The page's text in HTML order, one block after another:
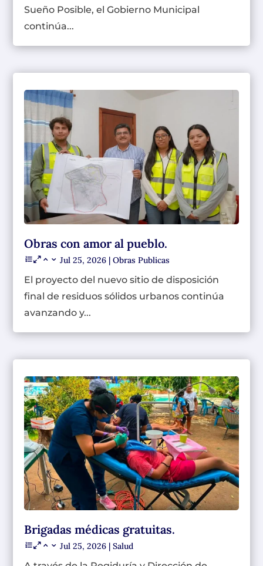
Sueño Posible, el Gobierno Municipal
continúa...
Obras con amor al pueblo.
Jul 25, 2026 |Obras Publicas
El proyecto del nuevo sitio de disposición
final de residuos sólidos urbanos continúa
avanzando y...
Brigadas médicas gratuitas.
Jul 25, 2026 |Salud